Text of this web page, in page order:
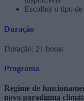
Escolher o tipo
Duração
Duração: 21 horas
Programa
Regime de
novo paradigma